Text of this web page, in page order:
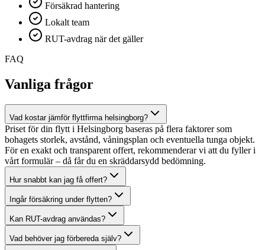
Försäkrad hantering
Lokalt team
RUT-avdrag när det gäller
FAQ
Vanliga frågor
Vad kostar jämför flyttfirma helsingborg?
Priset för din flytt i Helsingborg baseras på flera faktorer som
bohagets storlek, avstånd, våningsplan och eventuella tunga objekt.
För en exakt och transparent offert, rekommenderar vi att du fyller i
vårt formulär – då får du en skräddarsydd bedömning.
Hur snabbt kan jag få offert?
Ingår försäkring under flytten?
Kan RUT-avdrag användas?
Vad behöver jag förbereda själv?